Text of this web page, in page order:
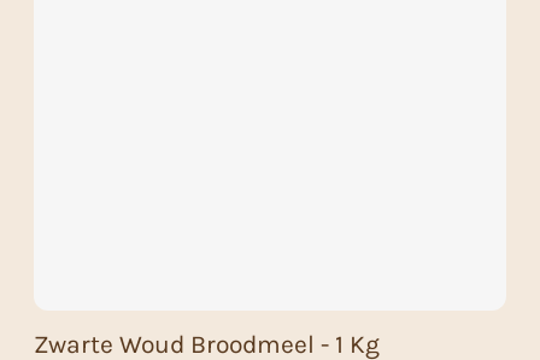
Zwarte Woud Broodmeel - 1 Kg